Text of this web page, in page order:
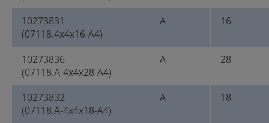
10273831
(07118.4x4x16-A4)
A 16
10273836
(07118.A-4x4x28-A4)
A 28
10273832
(07118.A-4x4x18-A4)
A 18